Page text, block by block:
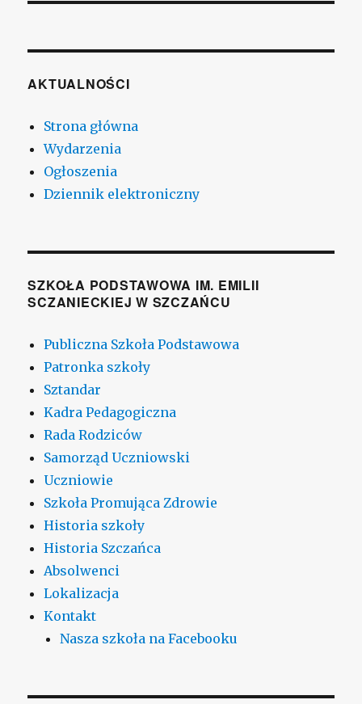
AKTUALNOŚCI
Strona główna
Wydarzenia
Ogłoszenia
Dziennik elektroniczny
SZKOŁA PODSTAWOWA IM. EMILII
SCZANIECKIEJ W SZCZAŃCU
Publiczna Szkoła Podstawowa
Patronka szkoły
Sztandar
Kadra Pedagogiczna
Rada Rodziców
Samorząd Uczniowski
Uczniowie
Szkoła Promująca Zdrowie
Historia szkoły
Historia Szczańca
Absolwenci
Lokalizacja
Kontakt
Nasza szkoła na Facebooku